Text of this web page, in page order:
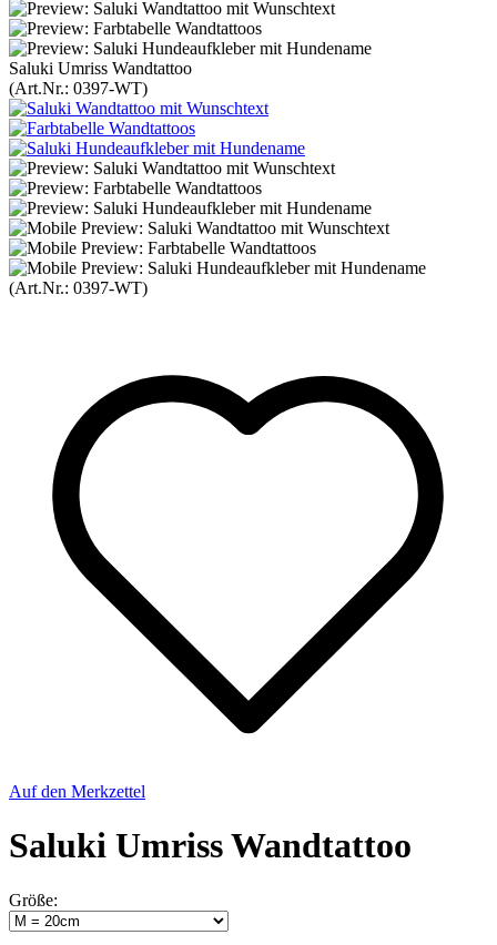
Saluki Umriss Wandtattoo
(Art.Nr.: 0397-WT)
(Art.Nr.: 0397-WT)
Auf den Merkzettel
Saluki Umriss Wandtattoo
Größe: